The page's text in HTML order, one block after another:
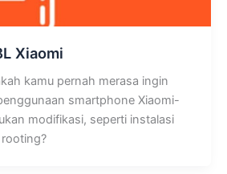
Xiaomi
kamu pernah merasa ingin
smartphone Xiaomi-
modifikasi, seperti instalasi